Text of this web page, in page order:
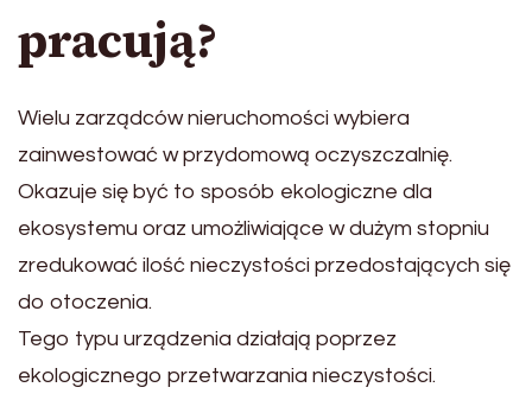
pracują?
Wielu zarządców nieruchomości wybiera
zainwestować w przydomową oczyszczalnię.
Okazuje się być to sposób ekologiczne dla
ekosystemu oraz umożliwiające w dużym stopniu
zredukować ilość nieczystości przedostających się
do otoczenia.
Tego typu urządzenia działają poprzez
ekologicznego przetwarzania nieczystości.